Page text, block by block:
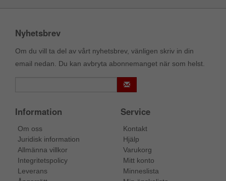
Nyhetsbrev
Om du vill ta del av vårt nyhetsbrev, vänligen skriv in din
email nedan. Du kan avbryta abonnemanget när som helst.
Information
Om oss
Juridisk information
Allmänna villkor
Integritetspolicy
Leverans
Service
Kontakt
Hjälp
Varukorg
Mitt konto
Minneslista